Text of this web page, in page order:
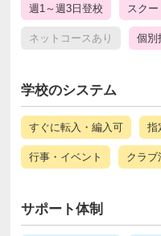
週1～週3日登校 スク
ネットコースあり 個別
学校のシステム
すぐに転入・編入可 指
行事・イベント クラブ
サポート体制